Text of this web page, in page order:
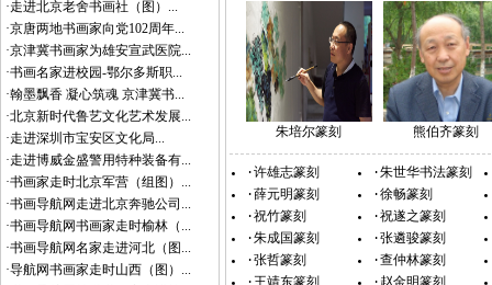
·走进北京老舍书画社（图）...
·京唐两地书画家向党102周年...
·京津冀书画家为雄安宣武医院...
·书画名家进校园-鄂尔多斯职...
·翰墨飘香 凝心筑魂 京津冀书...
·北京新时代鲁艺文化艺术发展...
·走进深圳市宝安区文化局...
·走进博威金盛警用特种装备有...
·书画家走时北京军营（组图）...
·书画导航网走进北京奔驰公司...
·书画导航网书画家走时榆林（...
·书画导航网名家走进河北（图...
·导航网书画家走时山西（图）...
朱培尔篆刻 熊伯齐篆刻
·许雄志篆刻
·朱世华书法篆刻
·薛元明篆刻
·徐畅篆刻
·祝竹篆刻
·祝遂之篆刻
·朱成国篆刻
·张遴骏篆刻
·张哲篆刻
·查仲林篆刻